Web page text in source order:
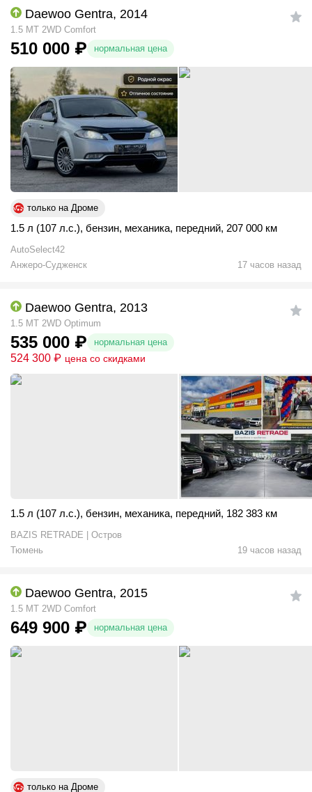
Daewoo Gentra, 2014
1.5 MT 2WD Comfort
510 000 ₽ нормальная цена
только на Дроме
1.5 л (107 л.с.), бензин, механика, передний, 207 000 км
AutoSelect42
Анжеро-Судженск
17 часов назад
Daewoo Gentra, 2013
1.5 MT 2WD Optimum
535 000 ₽ нормальная цена
524 300 ₽ цена со скидками
1.5 л (107 л.с.), бензин, механика, передний, 182 383 км
BAZIS RETRADE | Остров
Тюмень
19 часов назад
Daewoo Gentra, 2015
1.5 MT 2WD Comfort
649 900 ₽ нормальная цена
только на Дроме